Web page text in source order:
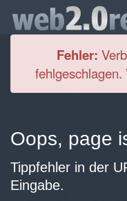
Fehler:
fehlgeschlagen.
Oops, page
Tippfehler in der
Eingabe.